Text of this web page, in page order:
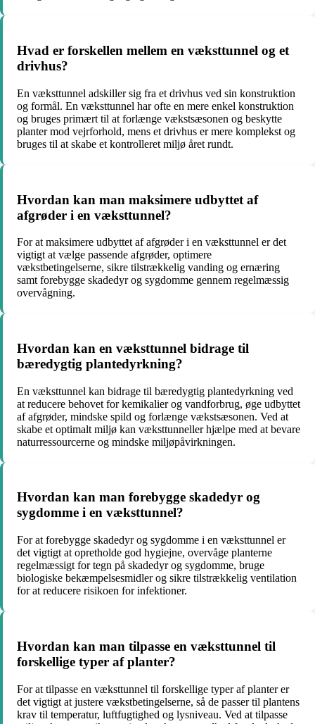
Hvad er forskellen mellem en væksttunnel og et
drivhus?
En væksttunnel adskiller sig fra et drivhus ved sin konstruktion
og formål. En væksttunnel har ofte en mere enkel konstruktion
og bruges primært til at forlænge vækstsæsonen og beskytte
planter mod vejrforhold, mens et drivhus er mere komplekst og
bruges til at skabe et kontrolleret miljø året rundt.
Hvordan kan man maksimere udbyttet af
afgrøder i en væksttunnel?
For at maksimere udbyttet af afgrøder i en væksttunnel er det
vigtigt at vælge passende afgrøder, optimere
vækstbetingelserne, sikre tilstrækkelig vanding og ernæring
samt forebygge skadedyr og sygdomme gennem regelmæssig
overvågning.
Hvordan kan en væksttunnel bidrage til
bæredygtig plantedyrkning?
En væksttunnel kan bidrage til bæredygtig plantedyrkning ved
at reducere behovet for kemikalier og vandforbrug, øge udbyttet
af afgrøder, mindske spild og forlænge vækstsæsonen. Ved at
skabe et optimalt miljø kan væksttunneller hjælpe med at bevare
naturressourcerne og mindske miljøpåvirkningen.
Hvordan kan man forebygge skadedyr og
sygdomme i en væksttunnel?
For at forebygge skadedyr og sygdomme i en væksttunnel er
det vigtigt at opretholde god hygiejne, overvåge planterne
regelmæssigt for tegn på skadedyr og sygdomme, bruge
biologiske bekæmpelsesmidler og sikre tilstrækkelig ventilation
for at reducere risikoen for infektioner.
Hvordan kan man tilpasse en væksttunnel til
forskellige typer af planter?
For at tilpasse en væksttunnel til forskellige typer af planter er
det vigtigt at justere vækstbetingelserne, så de passer til plantens
krav til temperatur, luftfugtighed og lysniveau. Ved at tilpasse